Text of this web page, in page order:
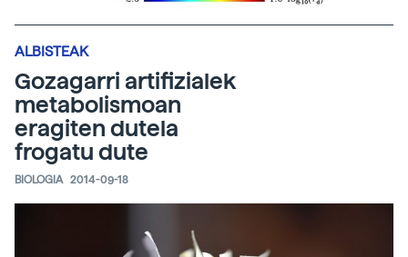
ALBISTEAK
Gozagarri artifizialek
metabolismoan
eragiten dutela
frogatu dute
BIOLOGIA 2014-09-18